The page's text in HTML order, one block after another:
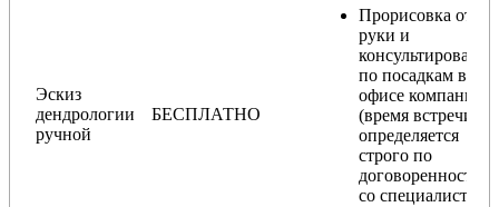
Эскиз
дендрологии
ручной
БЕСПЛАТНО
Прорисовка от
руки и
консультирование
по посадкам в
офисе компании
(время встречи
определяется
строго по
договоренности
со специалистом)